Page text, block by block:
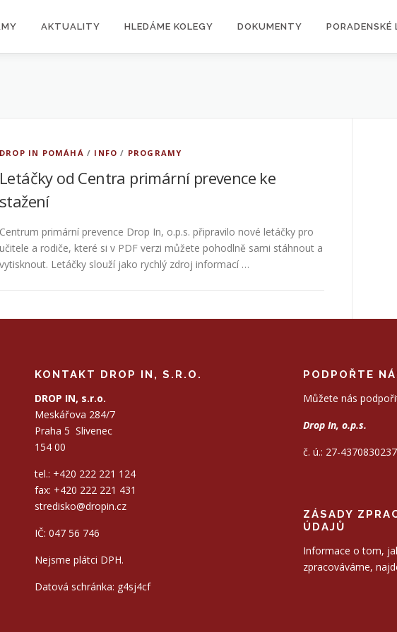
AKTUALITY HLEDÁME KOLEGY DOKUMENTY PORADENSKÉ
DROP IN POMÁHÁ / INFO / PROGRAMY
Letáčky od Centra primární prevence ke
stažení
Centrum primární prevence Drop In, o.p.s. připravilo nové letáčky pro
učitele a rodiče, které si v PDF verzi můžete pohodlně sami stáhnout a
vytisknout. Letáčky slouží jako rychlý zdroj informací …
KONTAKT DROP IN, S.R.O.
DROP IN, s.r.o.
Meskářova 284/7
Praha 5 Slivenec
154 00
tel.: +420 222 221 124
fax: +420 222 221 431
stredisko@dropin.cz
IČ: 047 56 746
Nejsme plátci DPH.
Datová schránka: g4sj4cf
PODPOŘTE
Můžete nás
Drop In, o.p.s.
č. ú.: 27-
ZÁSADY
ÚDAJŮ
Informace o tom,
zpracováváme,